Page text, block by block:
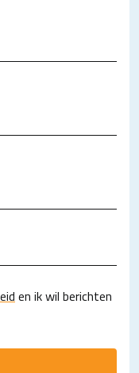
en ik wil berichten